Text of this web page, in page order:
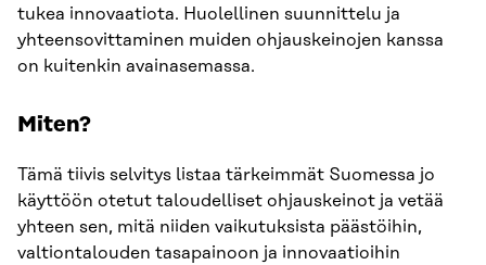
tukea innovaatiota. Huolellinen suunnittelu ja
yhteensovittaminen muiden ohjauskeinojen kanssa
on kuitenkin avainasemassa.
Miten?
Tämä tiivis selvitys listaa tärkeimmät Suomessa jo
käyttöön otetut taloudelliset ohjauskeinot ja vetää
yhteen sen, mitä niiden vaikutuksista päästöihin,
valtiontalouden tasapainoon ja innovaatioihin